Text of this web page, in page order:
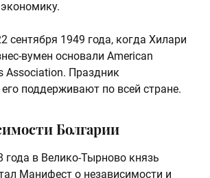
сентября 1949 года, когда Хилари
вумен основали American
Association. Праздник
поддерживают по всей стране.
Болгарии
года в Велико-Тырново князь
Манифест о независимости и